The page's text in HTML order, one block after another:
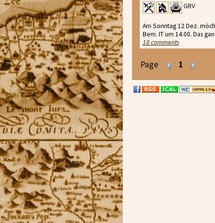
GRV
Am Sonntag 12 Dez.
Bern. IT um 14.00. Das
18 comments
Page 1